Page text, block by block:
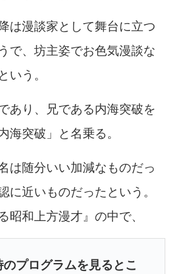
は漫談家として舞台に立つ
で、坊主姿でお色気漫談な
いう。
あり、兄である内海突破を
海突破」と名乗る。
は随分いい加減なものだっ
に近いものだったという。
昭和上方漫才』の中で、
ログラムを見るとこ